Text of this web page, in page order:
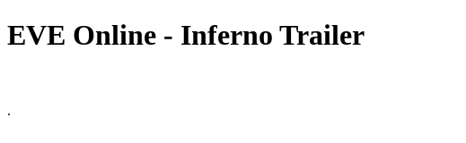
EVE Online - Inferno Trailer
.